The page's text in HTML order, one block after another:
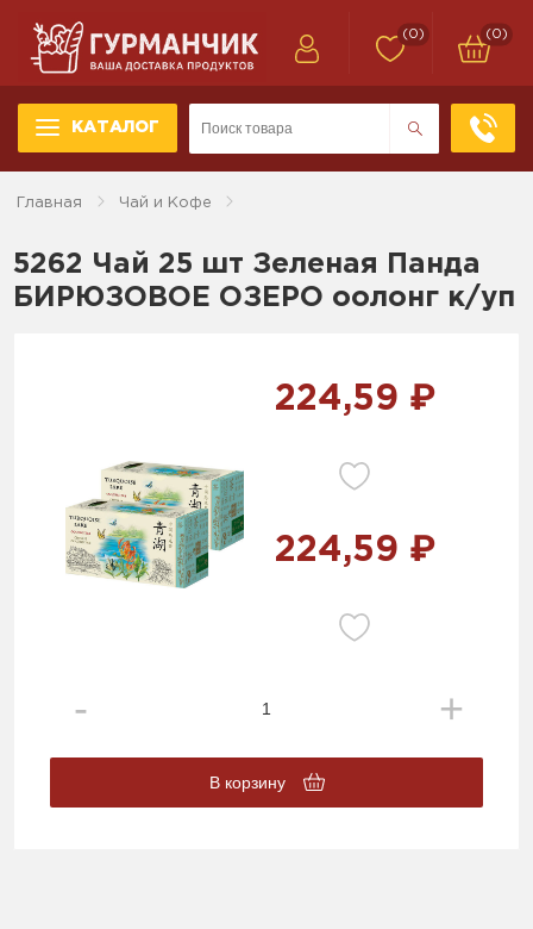
КАТАЛОГ
(0) (0)
Главная Чай и Кофе
5262 Чай 25 шт Зеленая Панда
БИРЮЗОВОЕ ОЗЕРО оолонг к/уп
224,59 ₽
224,59 ₽
В корзину